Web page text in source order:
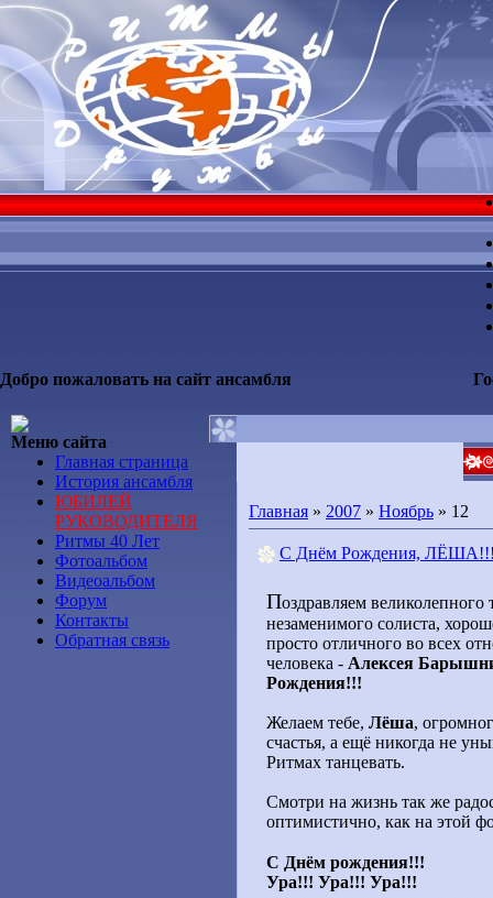
Добро пожаловать на сайт ансамбля
Меню сайта
Главная страница
История ансамбля
ЮБИЛЕЙ
РУКОВОДИТЕЛЯ
Ритмы 40 Лет
Фотоальбом
Видеоальбом
Форум
Контакты
Обратная связь
Главная » 2007 » Ноябрь » 12
С Днём Рождения,
Поздравляем великолепного
незаменимого солиста,
просто отличного во всех
человека - Алексея
Рождения!!!
Желаем тебе, Лёша,
счастья, а ещё никогда не
Ритмах танцевать.
Смотри на жизнь так же
оптимистично, как на этой
С Днём рождения!!!
Ура!!! Ура!!! Ура!!!